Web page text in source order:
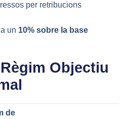
per retribucions
un 10% sobre la base
Objectiu
de